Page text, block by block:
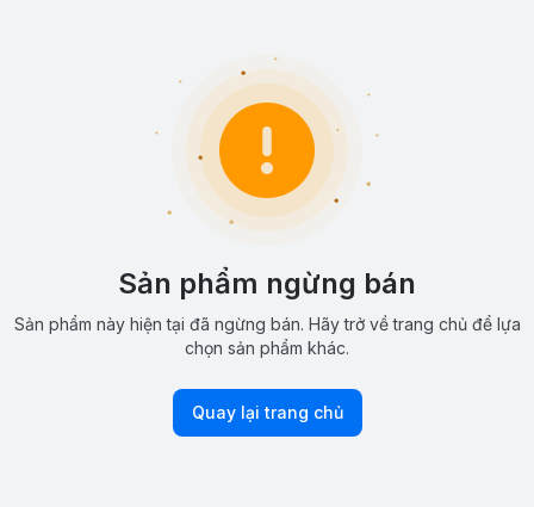
Sản phẩm ngừng bán
Sản phẩm này hiện tại đã ngừng bán. Hãy trở về trang chủ để lựa
chọn sản phẩm khác.
Quay lại trang chủ